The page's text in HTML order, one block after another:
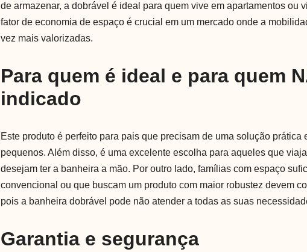
de armazenar, a dobrável é ideal para quem vive em apartamentos ou
fator de economia de espaço é crucial em um mercado onde a
vez mais valorizadas.
Para quem é ideal e para quem
indicado
Este produto é perfeito para pais que precisam de uma solução prática
pequenos. Além disso, é uma excelente escolha para aqueles que
desejam ter a banheira a mão. Por outro lado, famílias com espaço
convencional ou que buscam um produto com maior robustez devem
pois a banheira dobrável pode não atender a todas as suas
Garantia e segurança